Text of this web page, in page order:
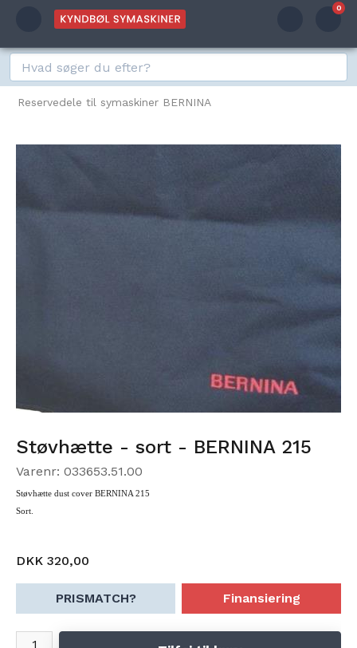
0
Reservedele til symaskiner BERNINA
Støvhætte - sort - BERNINA 215
Varenr: 033653.51.00
Støvhætte dust cover BERNINA 215
Sort.
DKK 320,00
PRISMATCH? Finansiering